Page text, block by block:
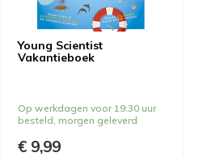
Young Scientist
Vakantieboek
Op werkdagen voor 19:30 uur
besteld, morgen geleverd
€ 9,99